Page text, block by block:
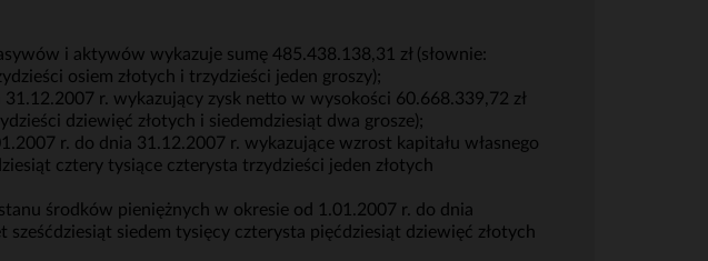
i aktywów wykazuje sumę 485.438.138,31 zł (słownie:
osiem złotych i trzydzieści jeden groszy);
r. wykazujący zysk netto w wysokości 60.668.339,72 zł
dziewięć złotych i siedemdziesiąt dwa grosze);
r. do dnia 31.12.2007 r. wykazujące wzrost kapitału własnego
cztery tysiące czterysta trzydzieści jeden złotych
środków pieniężnych w okresie od 1.01.2007 r. do dnia
siedem tysięcy czterysta pięćdziesiąt dziewięć złotych